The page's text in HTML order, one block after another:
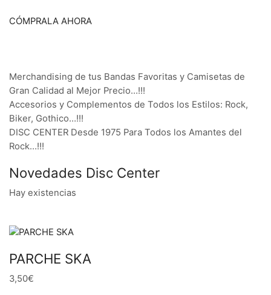
CÓMPRALA AHORA
Merchandising de tus Bandas Favoritas y Camisetas de
Gran Calidad al Mejor Precio…!!!
Accesorios y Complementos de Todos los Estilos: Rock,
Biker, Gothico…!!!
DISC CENTER Desde 1975 Para Todos los Amantes del
Rock…!!!
Novedades Disc Center
Hay existencias
PARCHE SKA
3,50€